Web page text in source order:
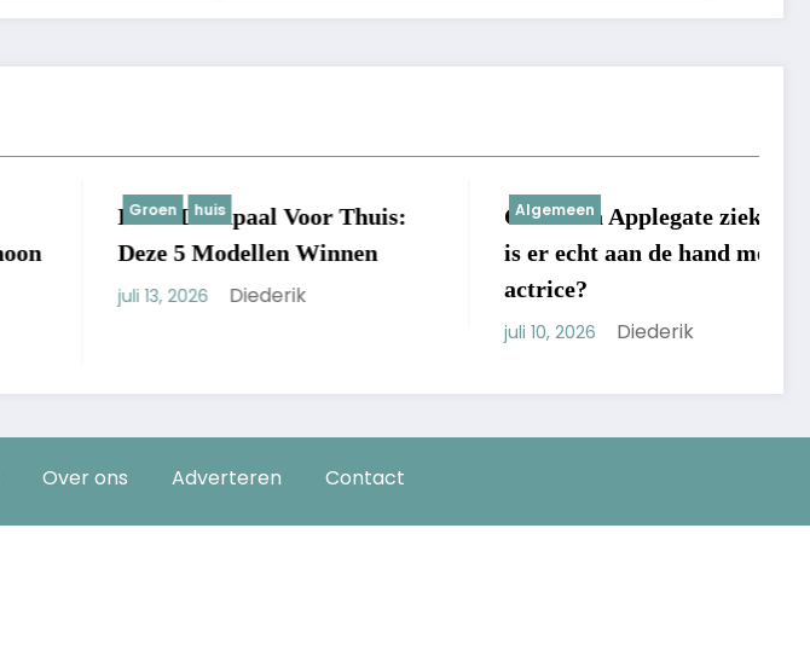
huis
Beste Laadpaal Voor Thuis:
Deze 5 Modellen Winnen
Diederik
Christina Applegate ziek: wat
is er echt aan de hand met de
Diederik
Over ons Adverteren Contact